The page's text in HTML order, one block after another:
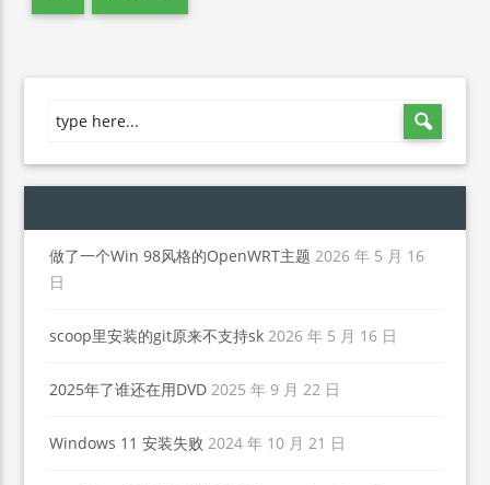
做了一个Win 98风格的OpenWRT主题 2026 年 5 月 16
日
scoop里安装的git原来不支持sk 2026 年 5 月 16 日
2025年了谁还在用DVD 2025 年 9 月 22 日
Windows 11 安装失败 2024 年 10 月 21 日